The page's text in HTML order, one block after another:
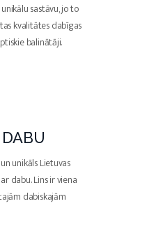
sastāvu, jo to
kvalitātes dabīgas
balinātāji.
unikāls Lietuvas
dabu. Lins ir viena
dabiskajām